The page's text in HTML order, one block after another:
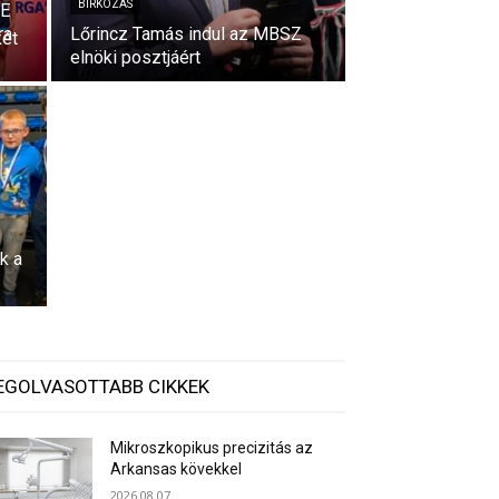
BIRKÓZÁS
Lőrincz Tamás indul az MBSZ
elnöki posztjáért
a
CIKKEK
Mikroszkopikus precizitás az
Arkansas kövekkel
2026.08.07.